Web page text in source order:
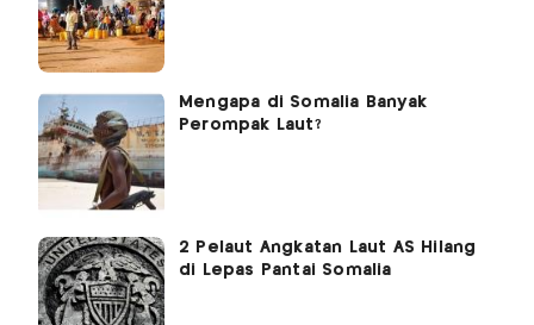
Mengapa di Somalia Banyak
Perompak Laut?
2 Pelaut Angkatan Laut AS Hilang
di Lepas Pantai Somalia